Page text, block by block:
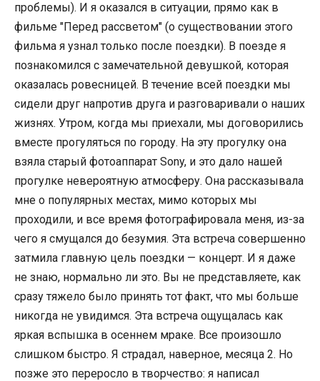
проблемы). И я оказался в ситуации, прямо как в
фильме "Перед рассветом" (о существовании этого
фильма я узнал только после поездки). В поезде я
познакомился с замечательной девушкой, которая
оказалась ровесницей. В течение всей поездки мы
сидели друг напротив друга и разговаривали о наших
жизнях. Утром, когда мы приехали, мы договорились
вместе прогуляться по городу. На эту прогулку она
взяла старый фотоаппарат Sony, и это дало нашей
прогулке невероятную атмосферу. Она рассказывала
мне о популярных местах, мимо которых мы
проходили, и все время фотографировала меня, из-за
чего я смущался до безумия. Эта встреча совершенно
затмила главную цель поездки — концерт. И я даже
не знаю, нормально ли это. Вы не представляете, как
сразу тяжело было принять тот факт, что мы больше
никогда не увидимся. Эта встреча ощущалась как
яркая вспышка в осеннем мраке. Все произошло
слишком быстро. Я страдал, наверное, месяца 2. Но
позже это переросло в творчество: я написал